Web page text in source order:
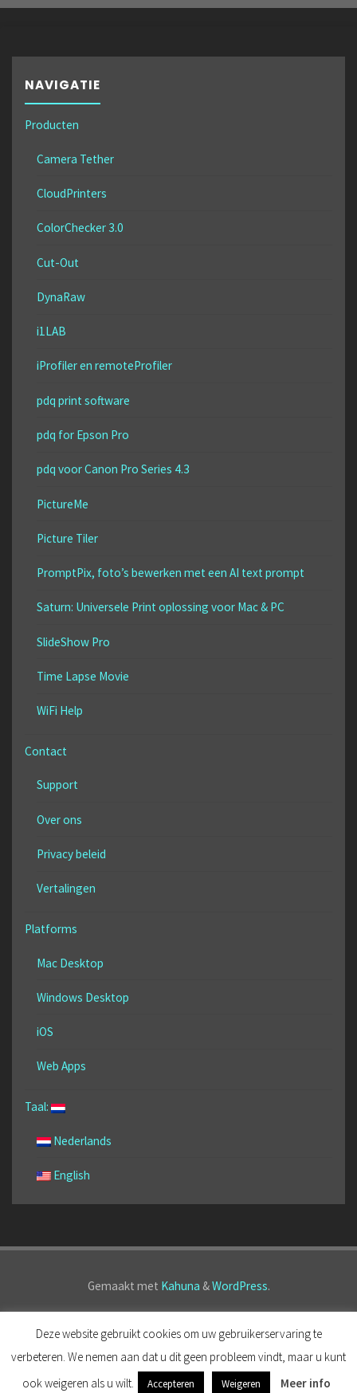
NAVIGATIE
Producten
Camera Tether
CloudPrinters
ColorChecker 3.0
Cut-Out
DynaRaw
i1LAB
iProfiler en remoteProfiler
pdq print software
pdq for Epson Pro
pdq voor Canon Pro Series 4.3
PictureMe
Picture Tiler
PromptPix, foto’s bewerken met een AI text prompt
Saturn: Universele Print oplossing voor Mac & PC
SlideShow Pro
Time Lapse Movie
WiFi Help
Contact
Support
Over ons
Privacy beleid
Vertalingen
Platforms
Mac Desktop
Windows Desktop
iOS
Web Apps
Taal:
Nederlands
English
Gemaakt met Kahuna &WordPress.
Deze website gebruikt cookies om uw gebruikerservaring te
verbeteren. We nemen aan dat u dit geen probleem vindt, maar u kunt
ook weigeren als u wilt.
Accepteren Weigeren Meer info